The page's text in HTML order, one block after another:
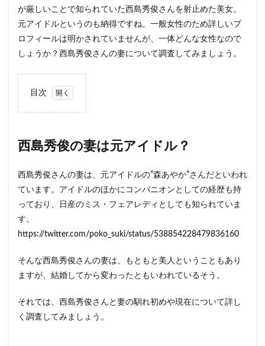
が厳しいことで知られていた西島秀俊さんを射止めた美女。
元アイドルというのも納得ですね。一般女性のため詳しいプ
ロフィールは明かされていませんが、一体どんな女性なので
しょうか？西島秀俊さんの妻について調査してみましょう。
目次
の妻
は元
ド
1.1
と妻
れ初
は？
秀俊
西島秀俊の妻は元アイドル？
西島秀俊さんの妻は、元アイドルの”森あやか”さんだといわれ
ています。アイドルのほかにコンパニオンとしての経歴も持
っており、日産のミス・フェアレディとしても知られていま
す。
https://twitter.com/poko_suki/status/538854228479836160
そんな西島秀俊さんの妻は、もともと美人ということもあり
ますが、結婚してから変わったともいわれているそう。
それでは、西島秀俊さんと妻の馴れ初めや現在について詳し
く調査してみましょう。